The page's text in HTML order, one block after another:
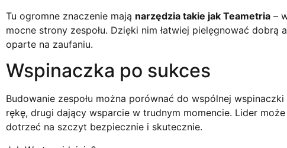
Tu ogromne znaczenie mają narzędzia takie jak Teametria –
mocne strony zespołu. Dzięki nim łatwiej pielęgnować
oparte na zaufaniu.
Wspinaczka po sukces
Budowanie zespołu można porównać do wspólnej
rękę, drugi dający wsparcie w trudnym momencie. Lider
dotrzeć na szczyt bezpiecznie i skutecznie.